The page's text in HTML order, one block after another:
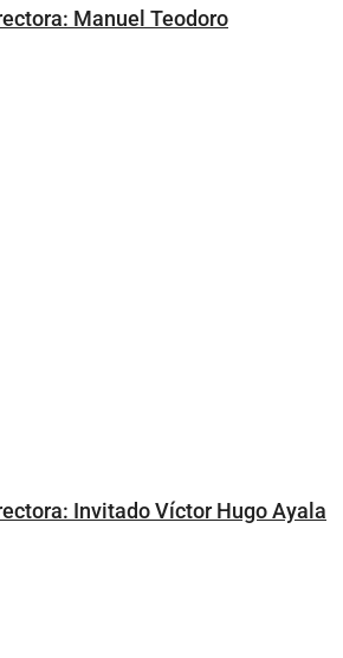
Manuel Teodoro
Invitado Víctor Hugo Ayala